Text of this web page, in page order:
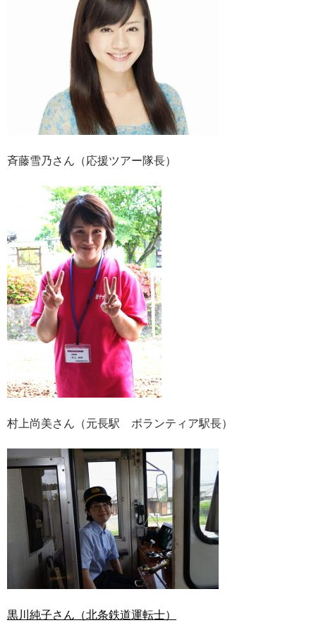
斉藤雪乃さん（応援ツアー隊長）
村上尚美さん（元長駅 ボランティア駅長）
黒川純子さん（北条鉄道運転士）